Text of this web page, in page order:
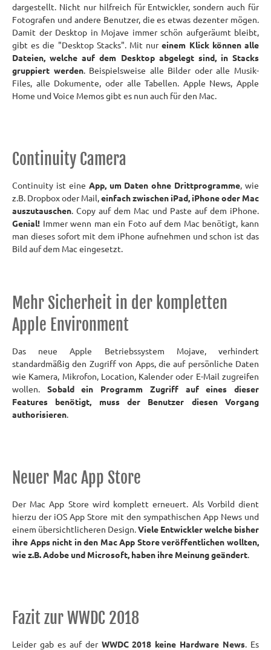
dargestellt. Nicht nur hilfreich für Entwickler, sondern auch für
Fotografen und andere Benutzer, die es etwas dezenter mögen.
Damit der Desktop in Mojave immer schön aufgeräumt bleibt,
gibt es die "Desktop Stacks". Mit nureinem Klick können alle
Dateien, welche auf dem Desktop abgelegt sind, in Stacks
gruppiert werden. Beispielsweise alle Bilder oder alle Musik-
Files, alle Dokumente, oder alle Tabellen. Apple News, Apple
Home und Voice Memos gibt es nun auch für den Mac.
Continuity Camera
Continuity ist eine App, um Daten ohne Drittprogramme, wie
z.B. Dropbox oder Mail,einfach zwischen iPad, iPhone oder Mac
auszutauschen. Copy auf dem Mac und Paste auf dem iPhone.
Genial! Immer wenn man ein Foto auf dem Mac benötigt, kann
man dieses sofort mit dem iPhone aufnehmen und schon ist das
Bild auf dem Mac eingesetzt.
Mehr Sicherheit in der kompletten
Apple Environment
Das neue Apple Betriebssystem Mojave, verhindert
standardmäßig den Zugriff von Apps, die auf persönliche Daten
wie Kamera, Mikrofon, Location, Kalender oder E-Mail zugreifen
wollen. Sobald ein Programm Zugriff auf eines dieser
Features benötigt, muss der Benutzer diesen Vorgang
authorisieren.
Neuer Mac App Store
Der Mac App Store wird komplett erneuert. Als Vorbild dient
hierzu der iOS App Store mit den sympathischen App News und
einem übersichtlicheren Design.Viele Entwickler welche bisher
ihre Apps nicht in den Mac App Store veröffentlichen wollten,
wie z.B. Adobe und Microsoft, haben ihre Meinung geändert.
Fazit zur WWDC 2018
Leider gab es auf der WWDC 2018 keine Hardware News. Es